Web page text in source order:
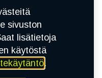
sivuston
lisätietoja
käytöstä
.